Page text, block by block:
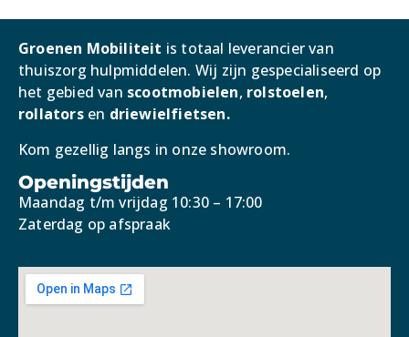
Groenen Mobiliteit is totaal leverancier van
thuiszorg hulpmiddelen. Wij zijn gespecialiseerd op
het gebied van scootmobielen, rolstoelen,
rollatorsen driewielfietsen.
Kom gezellig langs in onze showroom.
Openingstijden
Maandag t/m vrijdag 10:30 – 17:00
Zaterdag op afspraak